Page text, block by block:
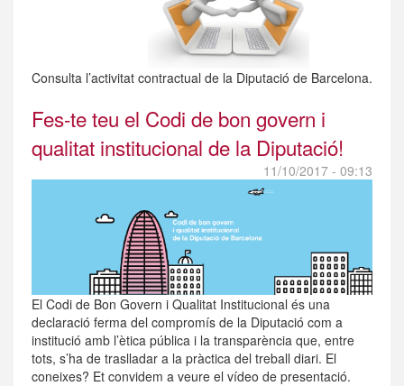
Consulta l’activitat contractual de la Diputació de Barcelona.
Fes-te teu el Codi de bon govern i
qualitat institucional de la Diputació!
11/10/2017 - 09:13
El Codi de Bon Govern i Qualitat Institucional és una
declaració ferma del compromís de la Diputació com a
institució amb l’ètica pública i la transparència que, entre
tots, s’ha de traslladar a la pràctica del treball diari. El
coneixes? Et convidem a veure el vídeo de presentació.